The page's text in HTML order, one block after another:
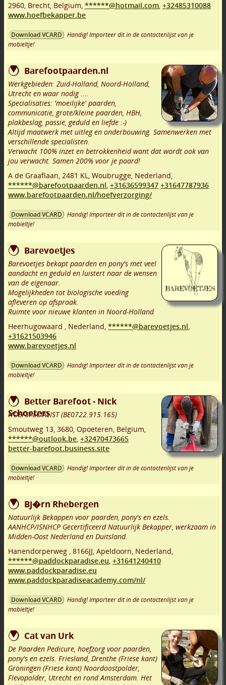
2960, Brecht, Belgium, ******@hotmail.com, +32485310088
www.hoefbekapper.be
Download VCARD
Handig! Importeer dit in de contactenlijst van je
mobieltje!
Barefootpaarden.nl
Werkgebieden: Zuid-Holland, Noord-Holland,
Utrecht en waar nodig ....
Specialisaties: 'moeilijke' paarden,
communicatie, grote/kleine paarden, HBH,
plakbeslag, passie, geduld en liefde :-)
Altijd maatwerk met uitleg en onderbouwing. Samenwerken met
verschillende specialisten.
Verwacht 100% inzet en betrokkenheid want dat wordt ook van
jou verwacht. Samen 200% voor je paard!
A de Graaflaan, 2481 KL, Woubrugge, Nederland,
******@barefootpaarden.nl, +31636599347 +31647787936
www.barefootpaarden.nl/hoefverzorging/
Download VCARD
Handig! Importeer dit in de contactenlijst van je
mobieltje!
Barevoetjes
Barevoetjes bekapt paarden en pony's met veel
aandacht en geduld en luistert naar de wensen
van de eigenaar.
Mogelijkheden tot biologische voeding
afleveren op afspraak.
Ruimte voor nieuwe klanten in Noord-Holland
Heerhugowaard , Nederland, ******@barevoetjes.nl,
+31621503946
www.barevoetjes.nl
Download VCARD
Handig! Importeer dit in de contactenlijst van je
mobieltje!
Better Barefoot - Nick
Schoeters
HOEFSPECIALIST (BE0722.915.165)
Smoutweg 13, 3680, Opoeteren, Belgium,
******@outlook.be, +32470473665
better-barefoot.business.site
Download VCARD
Handig! Importeer dit in de contactenlijst van je
mobieltje!
Bj�rn Rhebergen
Natuurlijk Bekappen voor paarden, pony's en ezels.
AANHCP/ISNHCP Gecertificeerd Natuurlijk Bekapper, werkzaam in
Midden-Oost Nederland en Duitsland.
Hanendorperweg , 8166JJ, Apeldoorn, Nederland,
******@paddockparadise.eu, +31641240410
www.paddockparadise.eu
www.paddockparadiseacademy.com/nl/
Download VCARD
Handig! Importeer dit in de contactenlijst van je
mobieltje!
Cat van Urk
De Paarden Pedicure, hoefzorg voor paarden,
pony's en ezels. Friesland, Drenthe (Friese kant)
Groningen (Friese kant) Noordoostpolder,
Flevopolder, Utrecht en rond Amsterdam. Het